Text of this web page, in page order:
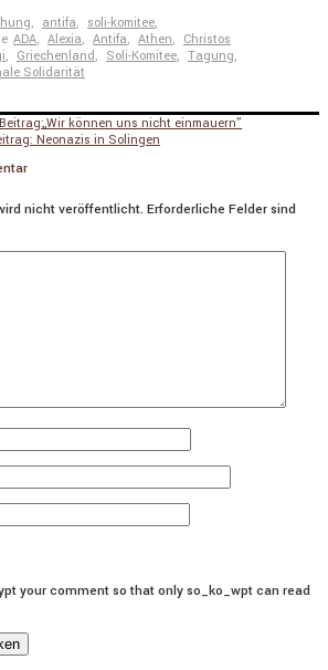
, antifa, soli-komitee,
ADA, Alexia, Antifa, Athen, Christos
, Griechenland, Soli-Komitee, Tagung,
Solidarität
„Wir können uns nicht einmauern”
Neonazis in Solingen
nicht veröffentlicht. Erforderliche Felder sind
your comment so that only so_ko_wpt can read